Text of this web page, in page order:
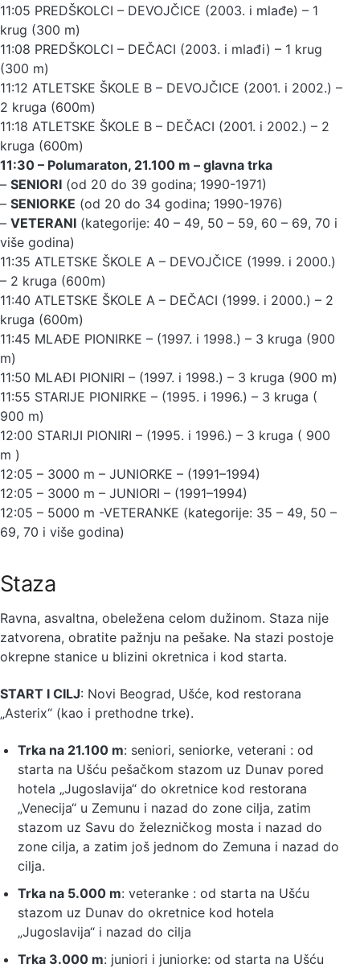
11:05 PREDŠKOLCI – DEVOJČICE (2003. i mlađe) – 1
krug (300 m)
11:08 PREDŠKOLCI – DEČACI (2003. i mlađi) – 1 krug
(300 m)
11:12 ATLETSKE ŠKOLE B – DEVOJČICE (2001. i 2002.) –
2 kruga (600m)
11:18 ATLETSKE ŠKOLE B – DEČACI (2001. i 2002.) – 2
kruga (600m)
11:30 – Polumaraton, 21.100 m – glavna trka
– SENIORI (od 20 do 39 godina; 1990-1971)
– SENIORKE (od 20 do 34 godina; 1990-1976)
– VETERANI (kategorije: 40 – 49, 50 – 59, 60 – 69, 70 i
više godina)
11:35 ATLETSKE ŠKOLE A – DEVOJČICE (1999. i 2000.)
– 2 kruga (600m)
11:40 ATLETSKE ŠKOLE A – DEČACI (1999. i 2000.) – 2
kruga (600m)
11:45 MLAĐE PIONIRKE – (1997. i 1998.) – 3 kruga (900
m)
11:50 MLAĐI PIONIRI – (1997. i 1998.) – 3 kruga (900 m)
11:55 STARIJE PIONIRKE – (1995. i 1996.) – 3 kruga (
900 m)
12:00 STARIJI PIONIRI – (1995. i 1996.) – 3 kruga ( 900
m )
12:05 – 3000 m – JUNIORKE – (1991–1994)
12:05 – 3000 m – JUNIORI – (1991–1994)
12:05 – 5000 m -VETERANKE (kategorije: 35 – 49, 50 –
69, 70 i više godina)
Staza
Ravna, asvaltna, obeležena celom dužinom. Staza nije
zatvorena, obratite pažnju na pešake. Na stazi postoje
okrepne stanice u blizini okretnica i kod starta.
START I CILJ: Novi Beograd, Ušće, kod restorana
„Asterix“ (kao i prethodne trke).
Trka na 21.100 m: seniori, seniorke, veterani : od
starta na Ušću pešačkom stazom uz Dunav pored
hotela „Jugoslavija“ do okretnice kod restorana
„Venecija“ u Zemunu i nazad do zone cilja, zatim
stazom uz Savu do železničkog mosta i nazad do
zone cilja, a zatim još jednom do Zemuna i nazad do
cilja.
Trka na 5.000 m: veteranke : od starta na Ušću
stazom uz Dunav do okretnice kod hotela
„Jugoslavija“ i nazad do cilja
Trka 3.000 m: juniori i juniorke: od starta na Ušću